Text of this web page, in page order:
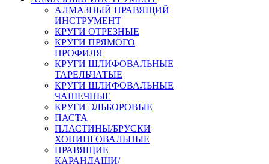
АЛМАЗНЫЙ ПРАВЯЩИЙ
ИНСТРУМЕНТ
КРУГИ ОТРЕЗНЫЕ
КРУГИ ПРЯМОГО
ПРОФИЛЯ
КРУГИ ШЛИФОВАЛЬНЫЕ
ТАРЕЛЬЧАТЫЕ
КРУГИ ШЛИФОВАЛЬНЫЕ
ЧАШЕЧНЫЕ
КРУГИ ЭЛЬБОРОВЫЕ
ПАСТА
ПЛАСТИНЫ/БРУСКИ
ХОНИНГОВАЛЬНЫЕ
ПРАВЯЩИЕ
КАРАНДАШИ/